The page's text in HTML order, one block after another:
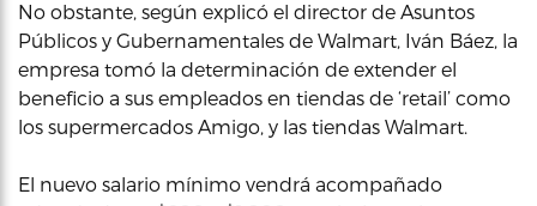
No obstante, según explicó el director de Asuntos
Públicos y Gubernamentales de Walmart, Iván Báez, la
empresa tomó la determinación de extender el
beneficio a sus empleados en tiendas de ‘retail’ como
los supermercados Amigo, y las tiendas Walmart.
El nuevo salario mínimo vendrá acompañado